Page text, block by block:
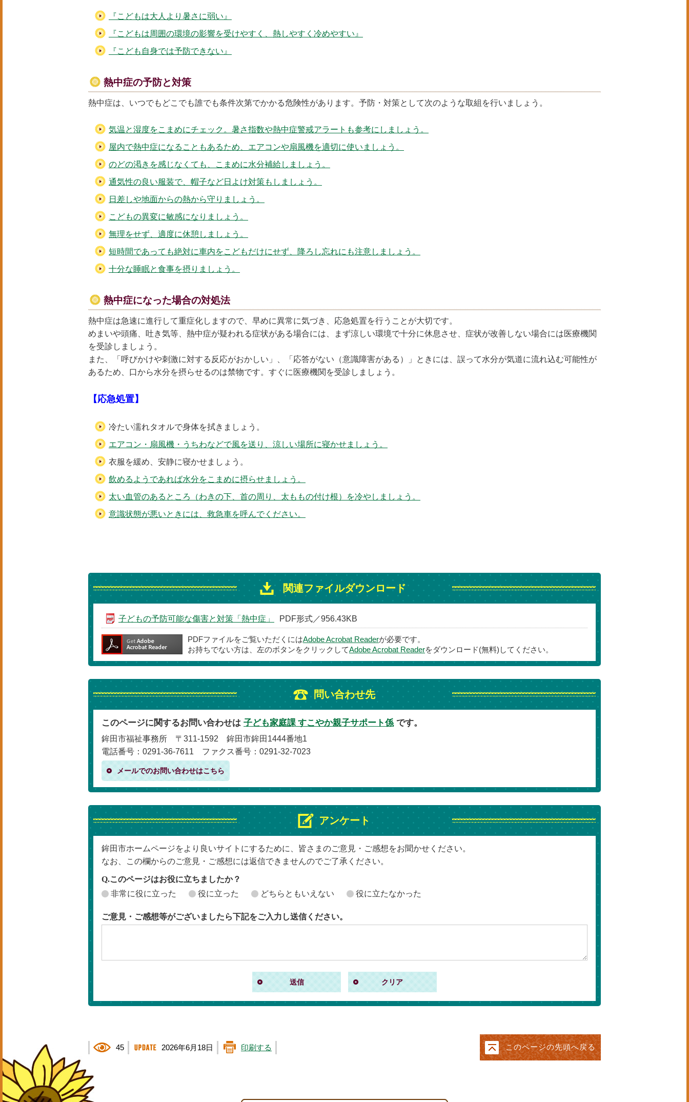
『こどもは大人より暑さに弱い』
『こどもは周囲の環境の影響を受けやすく、熱しやすく冷めやすい』
『こども自身では予防できない』
熱中症の予防と対策
熱中症は、いつでもどこでも誰でも条件次第でかかる危険性があります。予防・対策として次のような取組を行いましょう。
気温と湿度をこまめにチェック。暑さ指数や熱中症警戒アラートも参考にしましょう。
屋内で熱中症になることもあるため、エアコンや扇風機を適切に使いましょう。
のどの渇きを感じなくても、こまめに水分補給しましょう。
通気性の良い服装で、帽子など日よけ対策もしましょう。
日差しや地面からの熱から守りましょう。
こどもの異変に敏感になりましょう。
無理をせず、適度に休憩しましょう。
短時間であっても絶対に車内をこどもだけにせず、降ろし忘れにも注意しましょう。
十分な睡眠と食事を摂りましょう。
熱中症になった場合の対処法
熱中症は急速に進行して重症化しますので、早めに異常に気づき、応急処置を行うことが大切です。
めまいや頭痛、吐き気等、熱中症が疑われる症状がある場合には、まず涼しい環境で十分に休息させ、症状が改善しない場合には医療機関
を受診しましょう。
また、「呼びかけや刺激に対する反応がおかしい」、「応答がない（意識障害がある）」ときには、誤って水分が気道に流れ込む可能性が
あるため、口から水分を摂らせるのは禁物です。すぐに医療機関を受診しましょう。
【応急処置】
冷たい濡れタオルで身体を拭きましょう。
エアコン・扇風機・うちわなどで風を送り、涼しい場所に寝かせましょう。
衣服を緩め、安静に寝かせましょう。
飲めるようであれば水分をこまめに摂らせましょう。
太い血管のあるところ（わきの下、首の周り、太ももの付け根）を冷やしましょう。
意識状態が悪いときには、救急車を呼んでください。
関連ファイルダウンロード
子どもの予防可能な傷害と対策「熱中症」 PDF形式／956.43KB
PDFファイルをご覧いただくにはAdobe Acrobat Readerが必要です。
お持ちでない方は、左のボタンをクリックしてAdobe Acrobat Readerをダウンロード(無料)してください。
問い合わせ先
このページに関するお問い合わせは 子ども家庭課 すこやか親子サポート係 です。
鉾田市福祉事務所 〒311-1592 鉾田市鉾田1444番地1
電話番号：0291-36-7611 ファクス番号：0291-32-7023
メールでのお問い合わせはこちら
アンケート
鉾田市ホームページをより良いサイトにするために、皆さまのご意見・ご感想をお聞かせください。
なお、この欄からのご意見・ご感想には返信できませんのでご了承ください。
Q.このページはお役に立ちましたか？
非常に役に立った
役に立った どちらともいえない 役に立たなかった
ご意見・ご感想等がございましたら下記をご入力し送信ください。
45 2026年6月18日 印刷する このページの先頭へ戻る